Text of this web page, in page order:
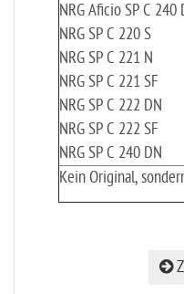
NRG Aficio SP C 240
NRG SP C 220 S
NRG SP C 221 N
NRG SP C 221 SF
NRG SP C 222 DN
NRG SP C 222 SF
NRG SP C 240 DN
Kein Original,